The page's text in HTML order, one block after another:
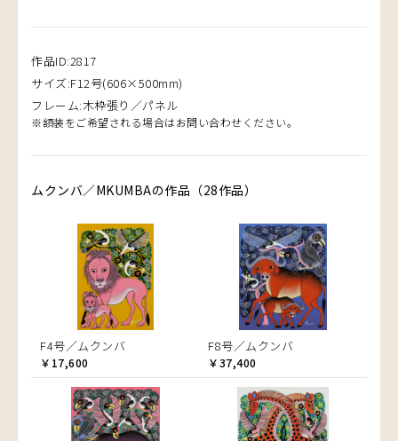
作品ID:2817
サイズ:F12号(606×500mm)
フレーム:木枠張り／パネル
※額装をご希望される場合はお問い合わせください。
ムクンバ／MKUMBAの作品（28作品）
F4号／ムクンバ
￥17,600
F8号／ムクンバ
￥37,400